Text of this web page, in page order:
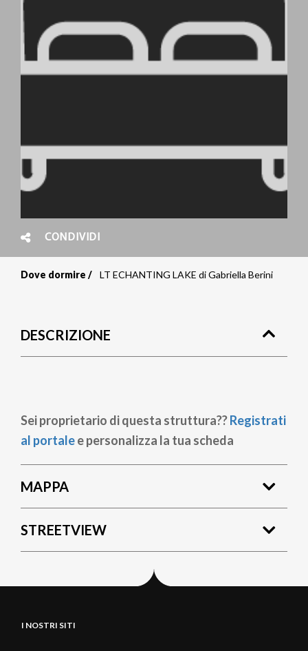
CONDIVIDI
pane
Dove dormire LT ECHANTING LAKE di Gabriella Berini
DESCRIZIONE
Sei proprietario di questa struttura??Registrati
al portalee personalizza la tua scheda
MAPPA
STREETVIEW
I NOSTRI SITI